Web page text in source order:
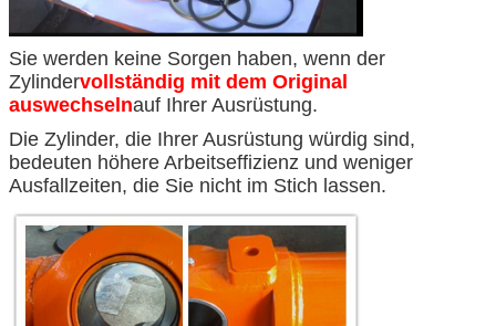
Sie werden keine Sorgen haben, wenn der
Zylindervollständig mit dem Original
auswechselnauf Ihrer Ausrüstung.
Die Zylinder, die Ihrer Ausrüstung würdig sind,
bedeuten höhere Arbeitseffizienz und weniger
Ausfallzeiten, die Sie nicht im Stich lassen.